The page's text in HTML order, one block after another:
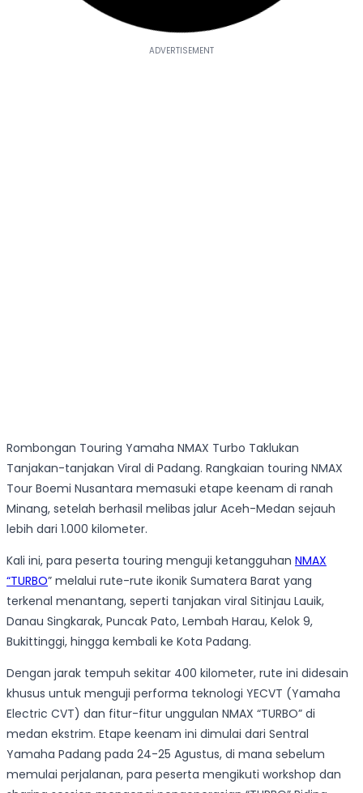
Rombongan Touring Yamaha NMAX Turbo Taklukan
Tanjakan-tanjakan Viral di Padang. Rangkaian touring NMAX
Tour Boemi Nusantara memasuki etape keenam di ranah
Minang, setelah berhasil melibas jalur Aceh-Medan sejauh
lebih dari 1.000 kilometer.
Kali ini, para peserta touring menguji ketangguhan NMAX
“TURBO” melalui rute-rute ikonik Sumatera Barat yang
terkenal menantang, seperti tanjakan viral Sitinjau Lauik,
Danau Singkarak, Puncak Pato, Lembah Harau, Kelok 9,
Bukittinggi, hingga kembali ke Kota Padang.
Dengan jarak tempuh sekitar 400 kilometer, rute ini didesain
khusus untuk menguji performa teknologi YECVT (Yamaha
Electric CVT) dan fitur-fitur unggulan NMAX “TURBO” di
medan ekstrim. Etape keenam ini dimulai dari Sentral
Yamaha Padang pada 24-25 Agustus, di mana sebelum
memulai perjalanan, para peserta mengikuti workshop dan